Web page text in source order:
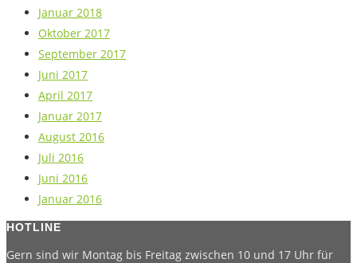
Januar 2018
Oktober 2017
September 2017
Juni 2017
April 2017
Januar 2017
August 2016
Juli 2016
Juni 2016
Januar 2016
HOTLINE
Gern sind wir Montag bis Freitag zwischen 10 und 17 Uhr für